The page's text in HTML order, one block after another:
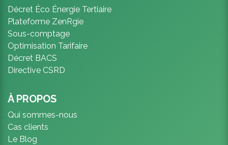
Décret Éco Énergie Tertiaire
Plateforme ZenRgie
Sous-comptage
Optimisation Tarifaire
Décret BACS
Directive CSRD
À PROPOS
Qui sommes-nous
Cas clients
Le Blog